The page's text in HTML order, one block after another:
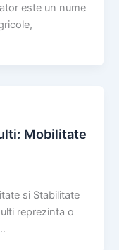
este un nume
Mobilitate
si Stabilitate
reprezinta o